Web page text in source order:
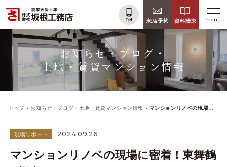
menu
お知らせ・ブログ・
土地・賃貸マンション情報
トップ お知らせ・ブログ・土地・賃貸マンション情報 マンションリノベの現場に密着！東舞鶴K様邸 vol.3
現場リポート 2024.09.26
マンションリノベの現場に密着！東舞鶴